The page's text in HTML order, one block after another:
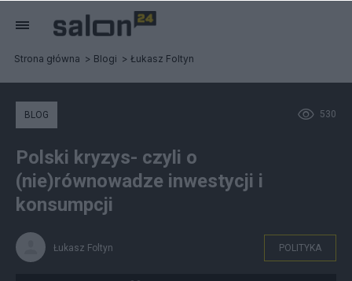
Strona główna Blogi Łukasz Foltyn
530
BLOG
Polski kryzys- czyli o
(nie)równowadze inwestycji i
konsumpcji
Łukasz Foltyn POLITYKA